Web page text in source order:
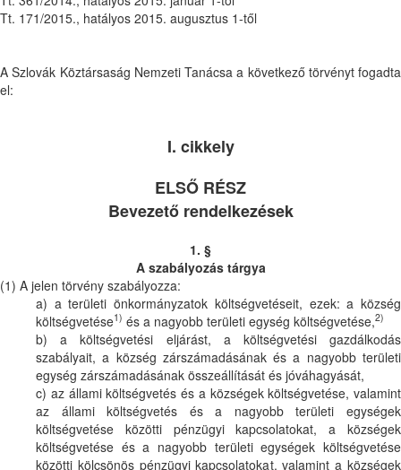
Tt. 171/2015., hatályos 2015. augusztus 1-től
A Szlovák Köztársaság Nemzeti Tanácsa a következő törvényt fogadta
el:
I. cikkely
ELSŐ RÉSZ
Bevezető rendelkezések
1. §
A szabályozás tárgya
(1) A jelen törvény szabályozza:
a) a területi önkormányzatok költségvetéseit, ezek: a község
költségvetése1) és a nagyobb területi egység költségvetése,2)
b) a költségvetési eljárást, a költségvetési gazdálkodás
szabályait, a község zárszámadásának és a nagyobb területi
egység zárszámadásának összeállítását és jóváhagyását,
c) az állami költségvetés és a községek költségvetése, valamint
az állami költségvetés és a nagyobb területi egységek
költségvetése közötti pénzügyi kapcsolatokat, a községek
költségvetése és a nagyobb területi egységek költségvetése
közötti kölcsönös pénzügyi kapcsolatokat, valamint a községek